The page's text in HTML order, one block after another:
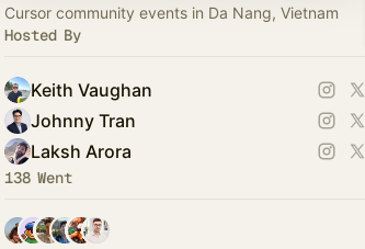
Cursor community events in Da Nang, Vietnam
Hosted By
Keith Vaughan
Johnny Tran
Laksh Arora
138 Went